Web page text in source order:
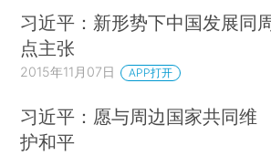
习近平：新形势下中国发展同
点主张
2015年11月07日 APP打开
习近平：愿与周边国家共同维
护和平